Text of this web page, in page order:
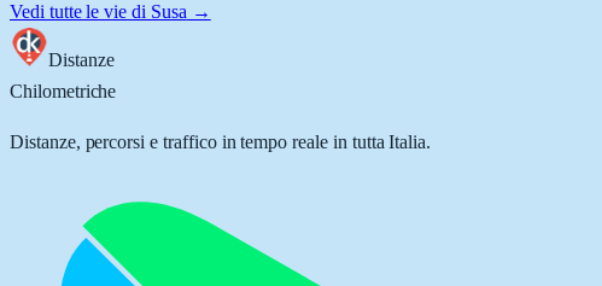
Vedi tutte le vie di Susa →
Distanze
Chilometriche
Distanze, percorsi e traffico in tempo reale in tutta Italia.